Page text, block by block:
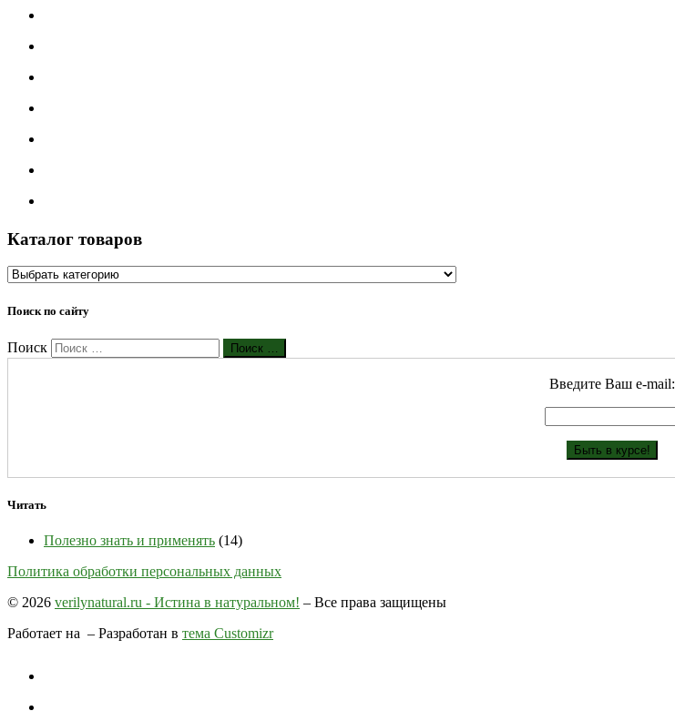
Каталог товаров
Поиск по сайту
Поиск Поиск …
Введите Ваш е-mail:
Читать
Полезно знать и применять (14)
Политика обработки персональных данных
© 2026 verilynatural.ru - Истина в натуральном! – Все права защищены
Работает на – Разработан в тема Customizr